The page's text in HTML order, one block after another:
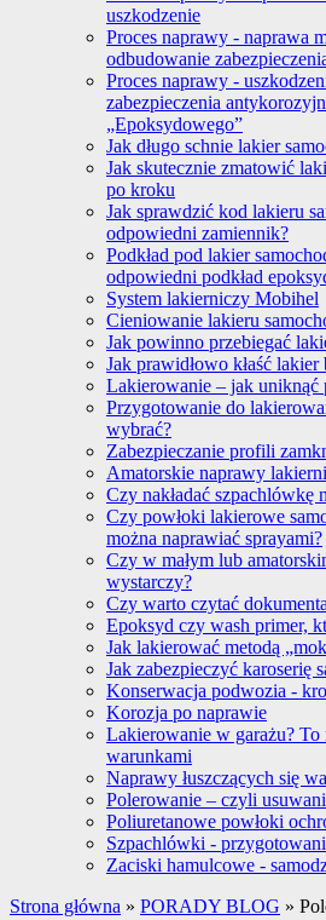
uszkodzenie
Proces naprawy - naprawa
odbudowanie
Proces naprawy -
zabezpieczenia
„Epoksydowego”
Jak długo schnie lakier
Jak skutecznie zmatowić
po kroku
Jak sprawdzić kod lakieru
odpowiedni zamiennik?
Podkład pod lakier
odpowiedni podkład
System lakierniczy Mobihel
Cieniowanie lakieru
Jak powinno przebiegać
Jak prawidłowo kłaść
Lakierowanie – jak uniknąć
Przygotowanie do
wybrać?
Zabezpieczanie profili
Amatorskie naprawy
Czy nakładać szpachlówkę
Czy powłoki lakierowe
można naprawiać sprayami?
Czy w małym lub
wystarczy?
Czy warto czytać
Epoksyd czy wash primer,
Jak lakierować metodą
Jak zabezpieczyć karoserię
Konserwacja podwozia -
Korozja po naprawie
Lakierowanie w garażu?
warunkami
Naprawy łuszczących się
Polerowanie – czyli
Poliuretanowe powłoki
Szpachlówki -
Zaciski hamulcowe -
Strona główna » PORADY BLOG »